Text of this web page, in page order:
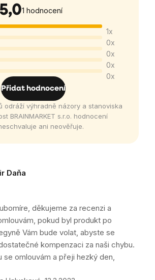
5,0Průměrné
hodnocení
produktu
je
5,0
z
5
1 hodnocení
1x
0x
0x
0x
0x
Přidat hodnocení
odráží výhradně názory a stanoviska
BRAINMARKET s.r.o. hodnocení
ani neověřuje.
Daňa
děkujeme za recenzi a
pokud byl produkt po
Vám bude volat, abyste se
kompenzaci za naši chybu.
se omlouvám a přeji hezký den,